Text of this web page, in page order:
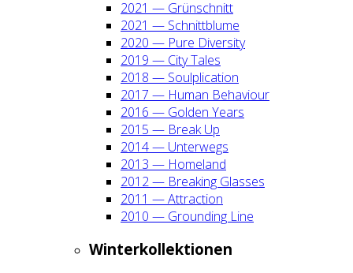
2021 — Grün­schnitt
2021 — Schnitt­blu­me
2020 — Pure Diver­si­ty
2019 — City Tales
2018 — Soul­pli­ca­ti­on
2017 — Human Beha­viour
2016 — Gol­den Years
2015 — Break Up
2014 — Unter­wegs
2013 — Home­land
2012 — Brea­king Glas­ses
2011 — Attrac­tion
2010 — Groun­ding Line
Win­ter­kol­lek­tio­nen